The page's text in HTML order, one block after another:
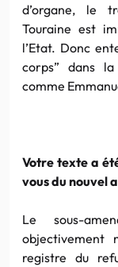
d’organe, le
Touraine est
l’Etat. Donc
corps” dans la
comme
Votre texte a
vous du nouvel
Le sous-
objectivement
registre du